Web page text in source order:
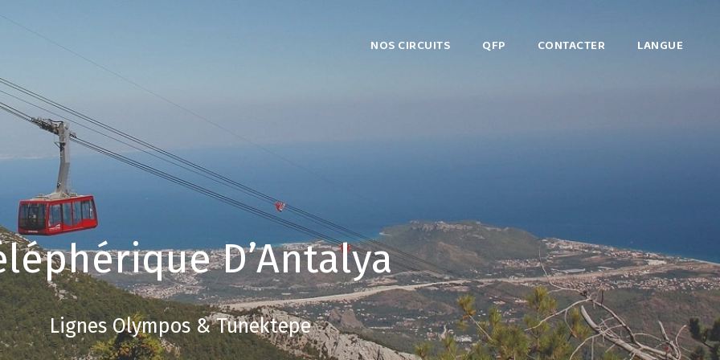
NOS CIRCUITS QFP CONTACTER LANGUE
D’Antalya
Lignes Olympos & Tunektepe